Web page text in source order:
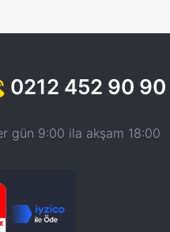
0212 452 90 90
gün 9:00 ila akşam 18:00